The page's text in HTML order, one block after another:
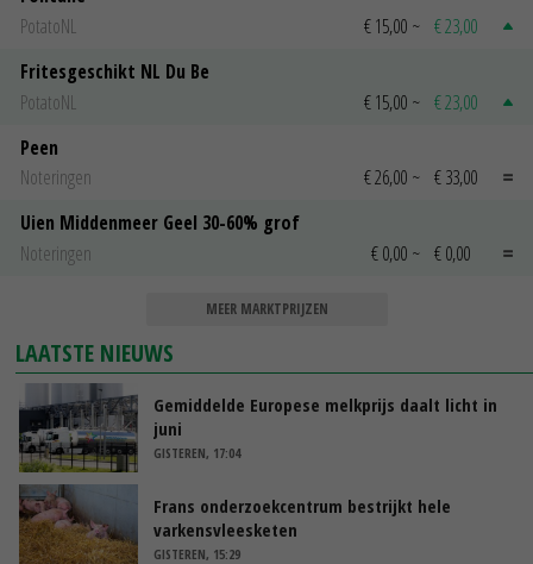
PotatoNL
€ 15,00 ~ € 23,00
Fritesgeschikt NL Du Be
PotatoNL
€ 15,00 ~ € 23,00
Peen
Noteringen
€ 26,00 ~ € 33,00
Uien Middenmeer Geel 30-60% grof
Noteringen
€ 0,00 ~ € 0,00
MEER MARKTPRIJZEN
LAATSTE NIEUWS
Gemiddelde Europese melkprijs daalt licht in
juni
GISTEREN, 17:04
Frans onderzoekcentrum bestrijkt hele
varkensvleesketen
GISTEREN, 15:29